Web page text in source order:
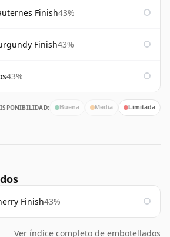
Finish43%
Finish43%
43%
Buena Media Limitada
Finish43%
Ver índice completo de embotellados